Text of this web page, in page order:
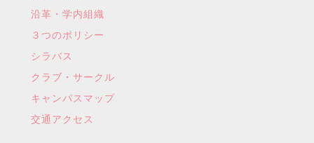
沿革・学内組織
３つのポリシー
シラバス
クラブ・サークル
キャンパスマップ
交通アクセス